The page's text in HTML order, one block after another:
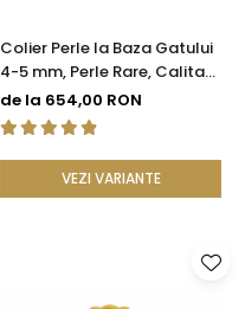
Colier Perle la Baza Gatului
4-5 mm, Perle Rare, Calitate
AAA+, Argint 925 |
KASKADDA®
de la 654,00 RON
VEZI VARIANTE